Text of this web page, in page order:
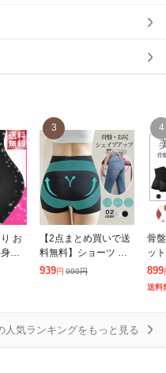
お
痩
腹
補
3
【2点まとめ買いで送
料無料】ショーツ ヒ
ップアップ ショーツ
939円 999円
4
骨
ッ
着
グ
899
送料
人気ランキングをもっと見る